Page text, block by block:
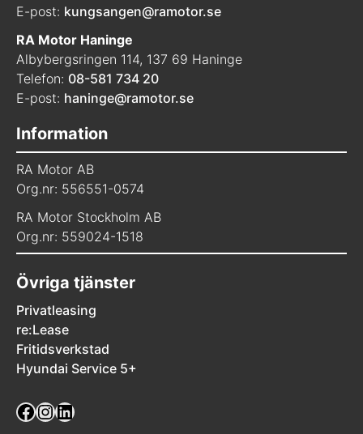
E-post: kungsangen@ramotor.se
RA Motor Haninge
Albybergsringen 114, 137 69 Haninge
Telefon: 08-581 734 20
E-post: haninge@ramotor.se
Information
RA Motor AB
Org.nr: 556551-0574
RA Motor Stockholm AB
Org.nr: 559024-1518
Övriga tjänster
Privatleasing
re:Lease
Fritidsverkstad
Hyundai Service 5+
Facebook
Instagram
LinkedIn